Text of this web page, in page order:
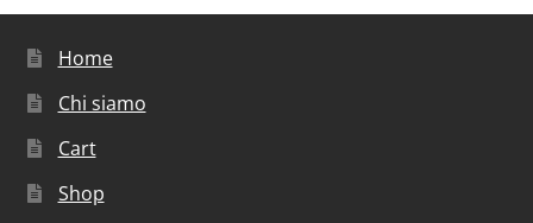
Home
Chi siamo
Cart
Shop